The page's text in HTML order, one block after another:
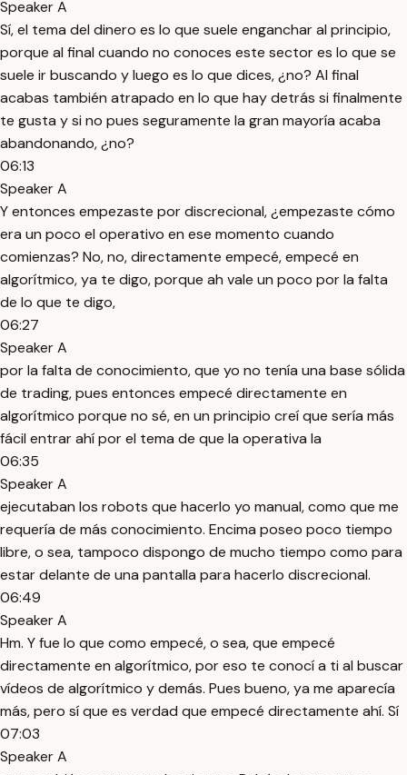
Speaker A
Sí, el tema del dinero es lo que suele enganchar al principio,
porque al final cuando no conoces este sector es lo que se
suele ir buscando y luego es lo que dices, ¿no? Al final
acabas también atrapado en lo que hay detrás si finalmente
te gusta y si no pues seguramente la gran mayoría acaba
abandonando, ¿no?
06:13
Speaker A
Y entonces empezaste por discrecional, ¿empezaste cómo
era un poco el operativo en ese momento cuando
comienzas? No, no, directamente empecé, empecé en
algorítmico, ya te digo, porque ah vale un poco por la falta
de lo que te digo,
06:27
Speaker A
por la falta de conocimiento, que yo no tenía una base sólida
de trading, pues entonces empecé directamente en
algorítmico porque no sé, en un principio creí que sería más
fácil entrar ahí por el tema de que la operativa la
06:35
Speaker A
ejecutaban los robots que hacerlo yo manual, como que me
requería de más conocimiento. Encima poseo poco tiempo
libre, o sea, tampoco dispongo de mucho tiempo como para
estar delante de una pantalla para hacerlo discrecional.
06:49
Speaker A
Hm. Y fue lo que como empecé, o sea, que empecé
directamente en algorítmico, por eso te conocí a ti al buscar
vídeos de algorítmico y demás. Pues bueno, ya me aparecía
más, pero sí que es verdad que empecé directamente ahí. Sí
07:03
Speaker A